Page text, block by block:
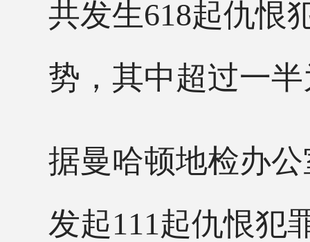
共发生618起仇恨
势，其中超过一
据曼哈顿地检办
发起111起仇恨犯